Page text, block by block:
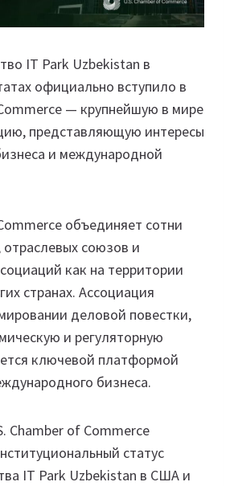
IT Park Uzbekistan в
официально вступило в
— крупнейшую в мире
представляющую интересы
и международной
объединяет сотни
союзов и
как на территории
странах. Ассоциация
деловой повестки,
и регуляторную
ключевой платформой
бизнеса.
Chamber of Commerce
статус
IT Park Uzbekistan в США и